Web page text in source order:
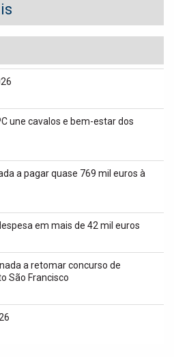
une cavalos e bem-estar dos
a pagar quase 769 mil euros à
em mais de 42 mil euros
a retomar concurso de
São Francisco